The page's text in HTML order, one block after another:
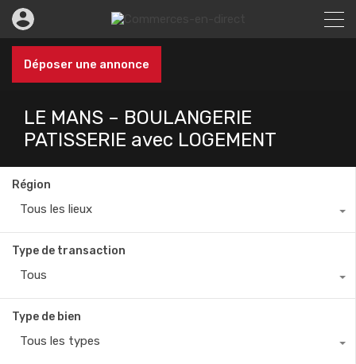
Déposer une annonce
LE MANS – BOULANGERIE
PATISSERIE avec LOGEMENT
Région
Tous les lieux
Type de transaction
Tous
Type de bien
Tous les types